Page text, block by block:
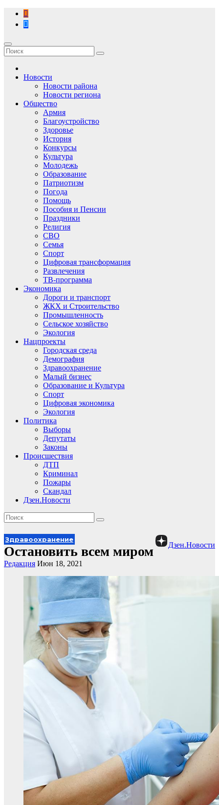
Перейти
содержимому
Новости
Новости района
Новости региона
Общество
Армия
Благоустройство
Здоровье
История
Конкурсы
Культура
Молодежь
Образование
Патриотизм
Погода
Помощь
Пособия и Пенсии
Праздники
Религия
СВО
Семья
Спорт
Цифровая трансформация
Развлечения
ТВ-программа
Экономика
Дороги и транспорт
ЖКХ и Строительство
Промышленность
Сельское хозяйство
Экология
Нацпроекты
Городская среда
Демография
Здравоохранение
Малый бизнес
Образование и Культура
Спорт
Цифровая экономика
Экология
Политика
Выборы
Депутаты
Законы
Происшествия
ДТП
Криминал
Пожары
Скандал
Дзен.Новости
Дзен.Новости
Здравоохранение
Остановить всем миром
Редакция Июн 18, 2021